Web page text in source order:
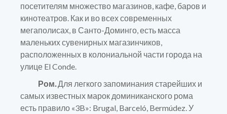
посетителям множество магазинов, кафе, баров и
кинотеатров. Как и во всех современных
мегаполисах, в Санто-Доминго, есть масса
маленьких сувенирных магазинчиков,
расположенных в колониальной части города на
улице El Conde.
Ром. Для легкого запоминания старейших и
самых известных марок доминиканского рома
есть правило «3B»: Brugal, Barceló, Bermúdez. У